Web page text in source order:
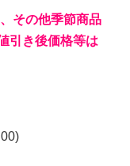
その他季節商品
引き後価格等は